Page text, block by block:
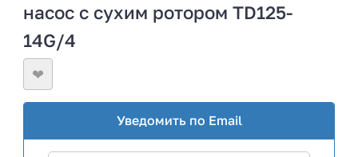
насос с сухим ротором TD125-
14G/4
❤
Уведомить по Email